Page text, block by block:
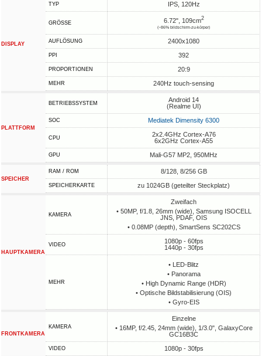
DISPLAY
TYP IPS, 120Hz
GRÖSSE 6.72", 109cm2
(~86% bildschirm-zu-körper)
AUFLÖSUNG 2400x1080
PPI 392
PROPORTIONEN 20:9
MEHR 240Hz touch-sensing
PLATTFORM
BETRIEBSSYSTEM
Android 14
(Realme UI)
SOC Mediatek Dimensity 6300
CPU
2x2.4GHz Cortex-A76
6x2GHz Cortex-A55
GPU Mali-G57 MP2, 950MHz
SPEICHER
RAM / ROM 8/128, 8/256 GB
SPEICHERKARTE zu 1024GB (geteilter Steckplatz)
HAUPTKAMERA
KAMERA
Zweifach
• 50MP, f/1.8, 26mm (wide), Samsung ISOCELL
JNS, PDAF, OIS
• 0.08MP (depth), SmartSens SC202CS
VIDEO
1080p - 60fps
1440p - 30fps
MEHR
• LED-Blitz
• Panorama
• High Dynamic Range (HDR)
• Optische Bildstabilisierung (OIS)
• Gyro-EIS
FRONTKAMERA
KAMERA
Einzelne
• 16MP, f/2.45, 24mm (wide), 1/3.0", GalaxyCore
GC16B3C
VIDEO 1080p - 30fps